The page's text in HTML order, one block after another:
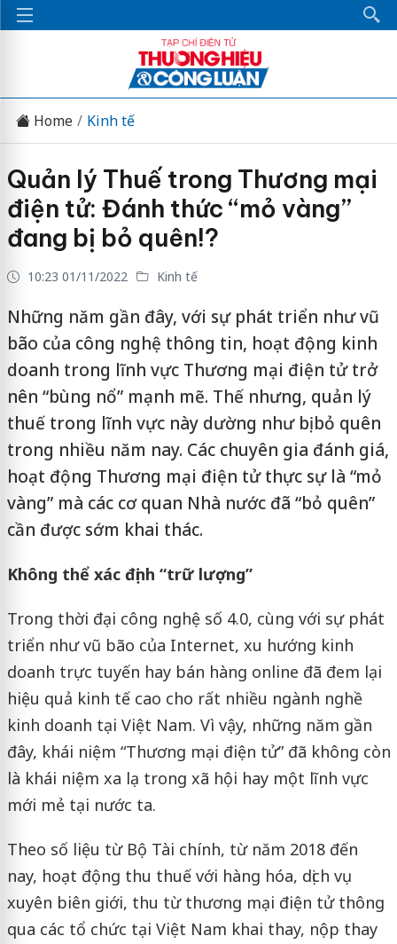
Home Kinh tế
Quản lý Thuế trong Thương mại
điện tử: Đánh thức “mỏ vàng”
đang bị bỏ quên!?
10:23 01/11/2022 Kinh tế
Những năm gần đây, với sự phát triển như vũ
bão của công nghệ thông tin, hoạt động kinh
doanh trong lĩnh vực Thương mại điện tử trở
nên “bùng nổ” mạnh mẽ. Thế nhưng, quản lý
thuế trong lĩnh vực này dường như bị bỏ quên
trong nhiều năm nay. Các chuyên gia đánh giá,
hoạt động Thương mại điện tử thực sự là “mỏ
vàng” mà các cơ quan Nhà nước đã “bỏ quên”
cần được sớm khai thác.
Không thể xác định “trữ lượng”
Trong thời đại công nghệ số 4.0, cùng với sự phát
triển như vũ bão của Internet, xu hướng kinh
doanh trực tuyến hay bán hàng online đã đem lại
hiệu quả kinh tế cao cho rất nhiều ngành nghề
kinh doanh tại Việt Nam. Vì vậy, những năm gần
đây, khái niệm “Thương mại điện tử” đã không còn
là khái niệm xa lạ trong xã hội hay một lĩnh vực
mới mẻ tại nước ta.
Theo số liệu từ Bộ Tài chính, từ năm 2018 đến
nay, hoạt động thu thuế với hàng hóa, dịch vụ
xuyên biên giới, thu từ thương mại điện tử thông
qua các tổ chức tại Việt Nam khai thay, nộp thay